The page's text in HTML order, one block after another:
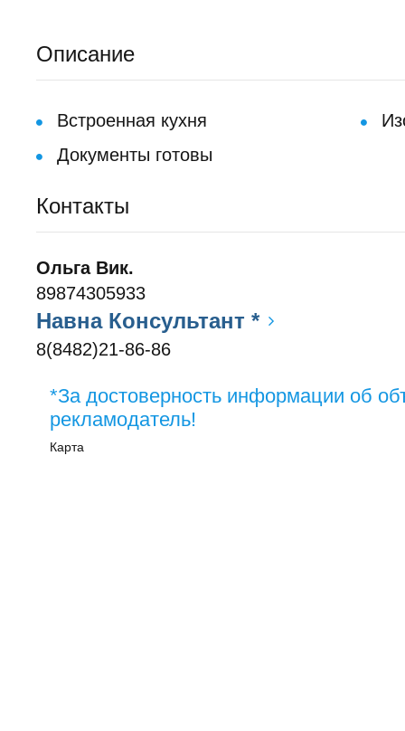
Описание
Встроенная кухня
Документы готовы
Контакты
Ольга Вик.
89874305933
Навна Консультант *
8(8482)21-86-86
*За достоверность информации об
рекламодатель!
Карта